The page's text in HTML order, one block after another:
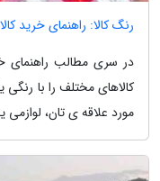
رنگ کالا: راهنمای خرید
در سری مطالب راهنمای
کالاهای مختلف را با رنگی
مورد علاقه ی تان،